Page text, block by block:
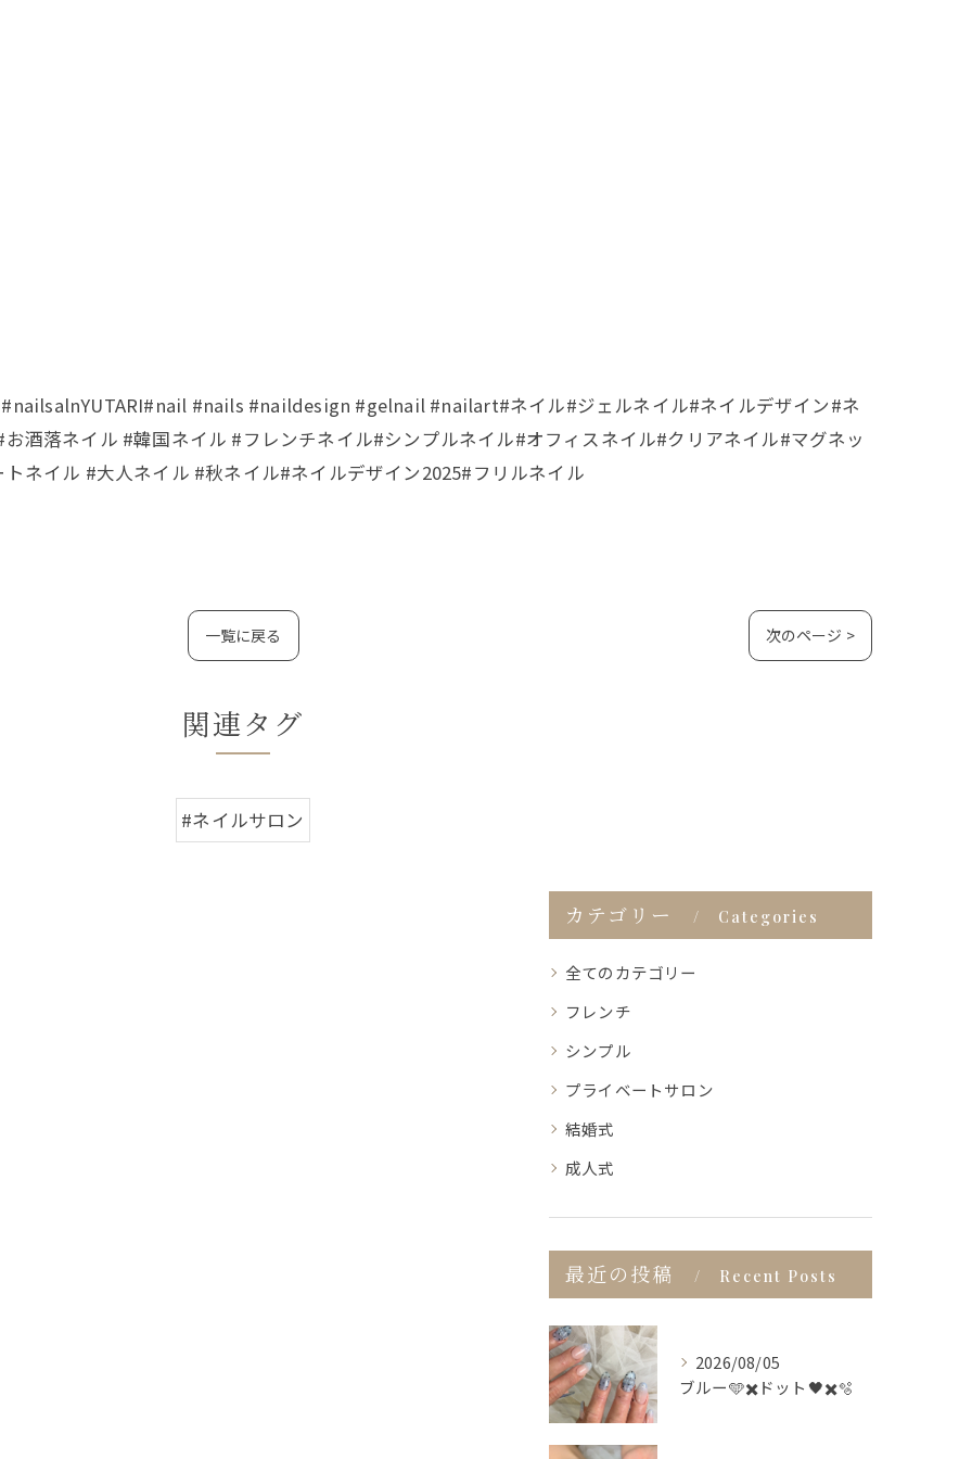
#nails #naildesign #gelnail #nailart#ネイル#ジェルネイル#ネイルデザイン#ネ
酒落ネイル #韓国ネイル #フレンチネイル#シンプルネイル#オフィスネイル#クリアネイル#マグネッ
ネイル #大人ネイル #秋ネイル#ネイルデザイン2025#フリルネイル
一覧に戻る 次のページ >
関連タグ
#ネイルサロン
カテゴリー Categories
全てのカテゴリー
フレンチ
シンプル
プライベートサロン
結婚式
成人式
最近の投稿 Recent Posts
2026/08/05
ブルー🩵✖️ドット🖤✖️🫧